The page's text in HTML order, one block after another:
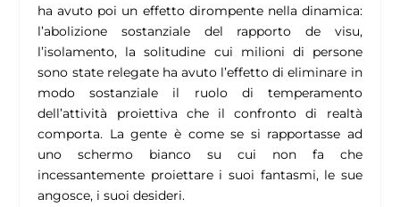
ha avuto poi un effetto dirompente nella dinamica:
l’abolizione sostanziale del rapporto de visu,
l’isolamento, la solitudine cui milioni di persone
sono state relegate ha avuto l’effetto di eliminare in
modo sostanziale il ruolo di temperamento
dell’attività proiettiva che il confronto di realtà
comporta. La gente è come se si rapportasse ad
uno schermo bianco su cui non fa che
incessantemente proiettare i suoi fantasmi, le sue
angosce, i suoi desideri.